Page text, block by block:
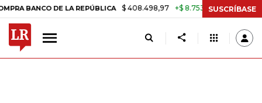
DE LA REPÚBLICA $ 408.498,97 +$ 8.753,81 +2,19% TASA DE
SUSCRÍBASE